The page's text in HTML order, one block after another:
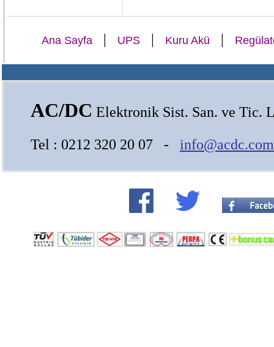
Ana Sayfa | UPS | Kuru Akü |
AC/DC Elektronik Sist. San. ve Tic.
Tel : 0212 320 20 07 -